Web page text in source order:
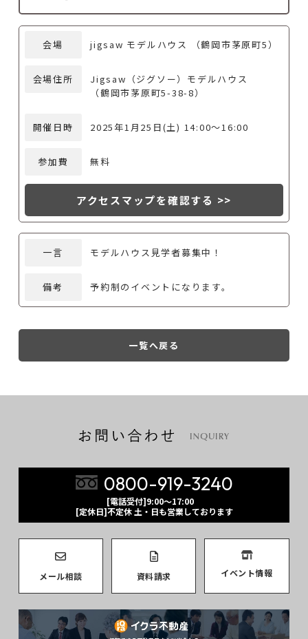
会場 jigsaw モデルハウス （鶴岡市茅原町5）
会場住所
Jigsaw（ジグソー）モデルハウス
（鶴岡市茅原町5-38-8）
開催日時 2025年1月25日(土) 14:00～16:00
参加費 無料
アクセスマップを確認する >>
一言 モデルハウス見学者募集中！
備考 予約制のイベントになります。
一覧へ戻る
0800-919-3240
[電話受付]9:00～17:00
[定休日]不定休 土・日も営業しております
メール相談 資料請求 イベント情報